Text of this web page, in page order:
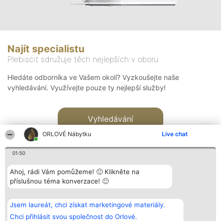
ORLOVÉ Nábytku Live chat
01:50
Ahoj, rádi Vám pomůžeme! 🙂 Klikněte na
příslušnou téma konverzace! 🙂
Jsem laureát, chci získat marketingové materiály.
Chci přihlásit svou společnost do Orlové.
Najít specialistu
Plebiscit sdružuje těch nejlepších v oboru
Hledáte odborníka ve Vašem okolí? Vyzkoušejte naše
vyhledávání. Využívejte pouze ty nejlepší služby!
Vyhledávání
Bright Side Solutions sp. z o.
o. sp. k.
ul. Ruska 22
Vítězové
Seznam všech
laureátů
Kontakt